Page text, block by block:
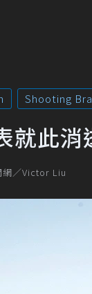
Shooting
就此
網／Victor Liu